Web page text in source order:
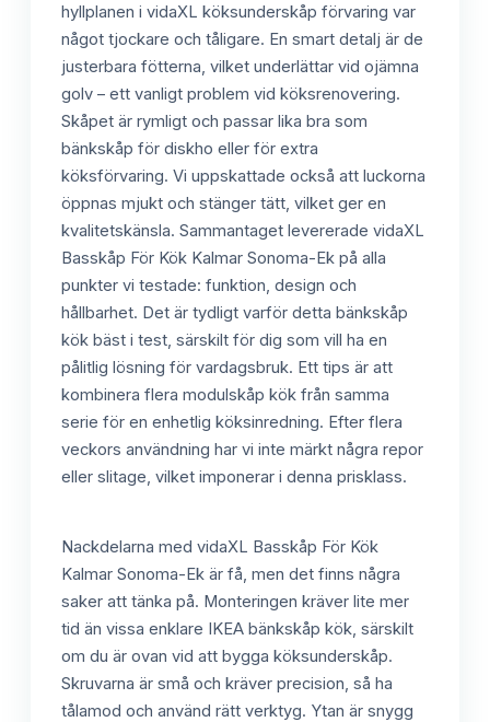
hyllplanen i vidaXL köksunderskåp förvaring var
något tjockare och tåligare. En smart detalj är de
justerbara fötterna, vilket underlättar vid ojämna
golv – ett vanligt problem vid köksrenovering.
Skåpet är rymligt och passar lika bra som
bänkskåp för diskho eller för extra
köksförvaring. Vi uppskattade också att luckorna
öppnas mjukt och stänger tätt, vilket ger en
kvalitetskänsla. Sammantaget levererade vidaXL
Basskåp För Kök Kalmar Sonoma-Ek på alla
punkter vi testade: funktion, design och
hållbarhet. Det är tydligt varför detta bänkskåp
kök bäst i test, särskilt för dig som vill ha en
pålitlig lösning för vardagsbruk. Ett tips är att
kombinera flera modulskåp kök från samma
serie för en enhetlig köksinredning. Efter flera
veckors användning har vi inte märkt några repor
eller slitage, vilket imponerar i denna prisklass.
Nackdelarna med vidaXL Basskåp För Kök
Kalmar Sonoma-Ek är få, men det finns några
saker att tänka på. Monteringen kräver lite mer
tid än vissa enklare IKEA bänkskåp kök, särskilt
om du är ovan vid att bygga köksunderskåp.
Skruvarna är små och kräver precision, så ha
tålamod och använd rätt verktyg. Ytan är snygg